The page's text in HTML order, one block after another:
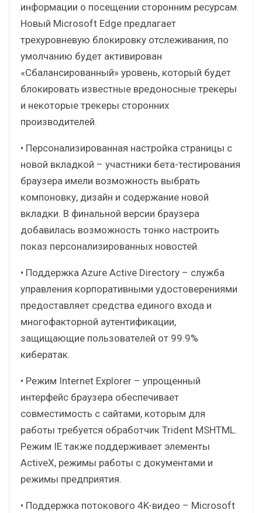
информации о посещении сторонним ресурсам.
Новый Microsoft Edge предлагает
трехуровневую блокировку отслеживания, по
умолчанию будет активирован
«Сбалансированный» уровень, который будет
блокировать известные вредоносные трекеры
и некоторые трекеры сторонних
производителей.
• Персонализированная настройка страницы с
новой вкладкой – участники бета-тестирования
браузера имели возможность выбрать
компоновку, дизайн и содержание новой
вкладки. В финальной версии браузера
добавилась возможность тонко настроить
показ персонализированных новостей.
• Поддержка Azure Active Directory – служба
управления корпоративными удостоверениями
предоставляет средства единого входа и
многофакторной аутентификации,
защищающие пользователей от 99.9%
кибератак.
• Режим Internet Explorer – упрощенный
интерфейс браузера обеспечивает
совместимость с сайтами, которым для
работы требуется обработчик Trident MSHTML.
Режим IE также поддерживает элементы
ActiveX, режимы работы с документами и
режимы предприятия.
• Поддержка потокового 4K-видео – Microsoft